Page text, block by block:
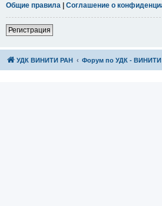
Общие правила | Соглашение о
Регистрация
УДК ВИНИТИ РАН Форум по УДК -